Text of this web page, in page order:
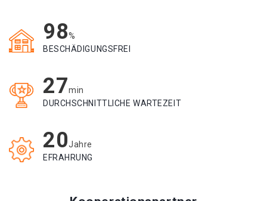
98%
BESCHÄDIGUNGSFREI
27min
DURCHSCHNITTLICHE WARTEZEIT
20Jahre
EFRAHRUNG